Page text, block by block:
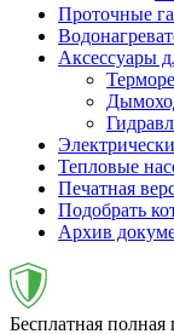
Проточные
Аксессуары
Тепловые
Печатная
Подобрать
Архив
Бесплатная полная